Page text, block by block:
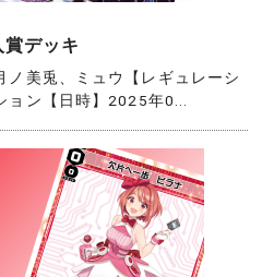
デッキ
ノ美兎、ミュウ【レギュレーシ
ョン【日時】2025年0...